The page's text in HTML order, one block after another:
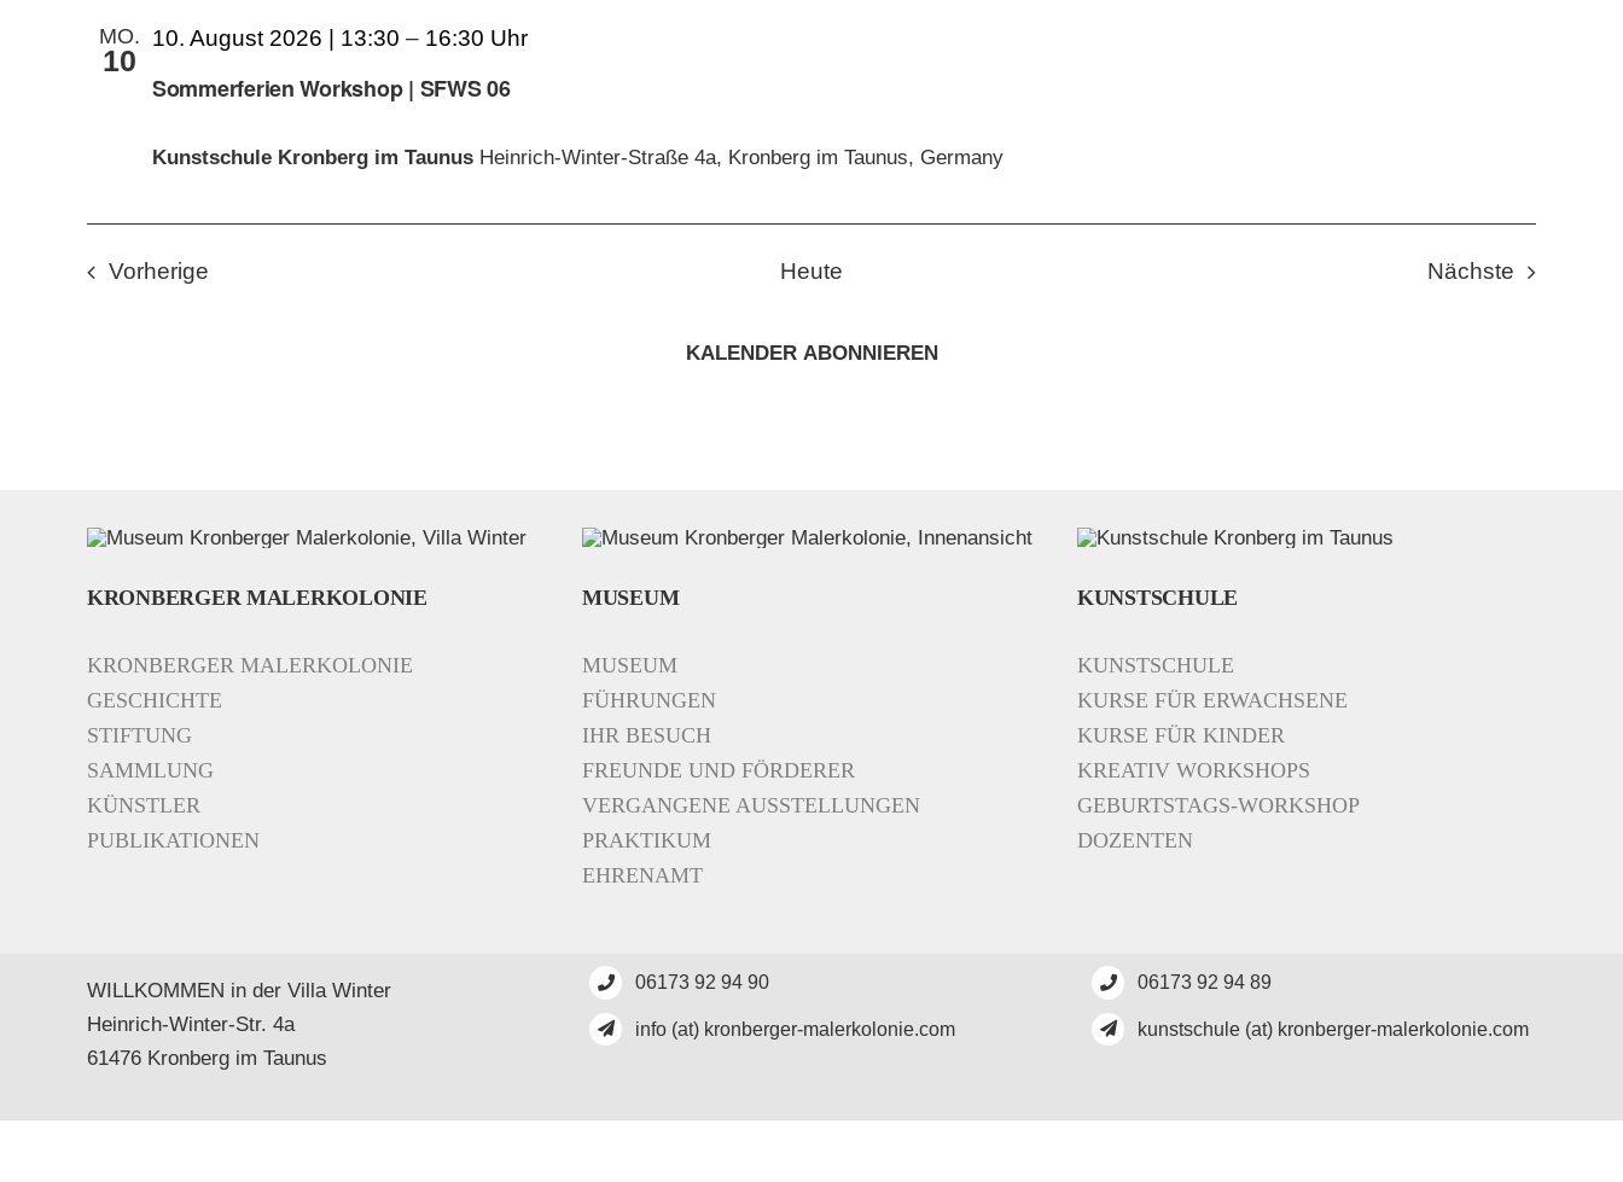
MO.
10
Sommerferien Workshop | SFWS 06
10. August 2026 | 13:30 – 16:30
Kunstschule Kronberg im Taunus Heinrich-Winter-Straße 4a, Kronberg im Taunus, Germany
Vorherige Heute Nächste
KALENDER ABONNIEREN
KRONBERGER MALERKOLONIE
KRONBERGER MALERKOLONIE
GESCHICHTE
STIFTUNG
SAMMLUNG
KÜNSTLER
PUBLIKATIONEN
MUSEUM
MUSEUM
FÜHRUNGEN
IHR BESUCH
FREUNDE UND FÖRDERER
VERGANGENE AUSSTELLUNGEN
PRAKTIKUM
EHRENAMT
KUNSTSCHULE
KUNSTSCHULE
KURSE FÜR ERWACHSENE
KURSE FÜR KINDER
KREATIV WORKSHOPS
GEBURTSTAGS-WORKSHOP
DOZENTEN
WILLKOMMEN in der Villa Winter
Heinrich-Winter-Str. 4a
61476 Kronberg im Taunus
06173 92 94 90
info (at) kronberger-malerkolonie.com
06173 92 94 89
kunstschule (at) kronberger-malerkolonie.com